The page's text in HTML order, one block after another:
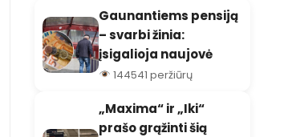
Gaunantiems pensiją
– svarbi žinia:
įsigalioja naujovė
144541 peržiūrų
„Maxima“ ir „Iki“
prašo grąžinti šią